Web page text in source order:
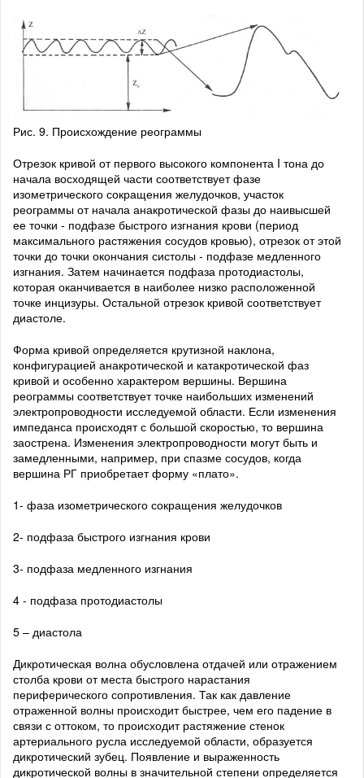
Рис. 9. Происхождение реограммы
Отрезок кривой от первого высокого компонента I тона до
начала восходящей части соответствует фазе
изометрического сокращения желудочков, участок
реограммы от начала анакротической фазы до наивысшей
ее точки - подфазе быстрого изгнания крови (период
максимального растяжения сосудов кровью), отрезок от этой
точки до точки окончания систолы - подфазе медленного
изгнания. Затем начинается подфаза протодиастолы,
которая оканчивается в наиболее низко расположенной
точке инцизуры. Остальной отрезок кривой соответствует
диастоле.
Форма кривой определяется крутизной наклона,
конфигурацией анакротической и катакротической фаз
кривой и особенно характером вершины. Вершина
реограммы соответствует точке наибольших изменений
электропроводности исследуемой области. Если изменения
импеданса происходят с большой скоростью, то вершина
заострена. Изменения электропроводности могут быть и
замедленными, например, при спазме сосудов, когда
вершина РГ приобретает форму «плато».
1- фаза изометрического сокращения желудочков
2- подфаза быстрого изгнания крови
3- подфаза медленного изгнания
4 - подфаза протодиастолы
5 – диастола
Дикротическая волна обусловлена отдачей или отражением
столба крови от места быстрого нарастания
периферического сопротивления. Так как давление
отраженной волны происходит быстрее, чем его падение в
связи с оттоком, то происходит растяжение стенок
артериального русла исследуемой области, образуется
дикротический зубец. Появление и выраженность
дикротической волны в значительной степени определяется